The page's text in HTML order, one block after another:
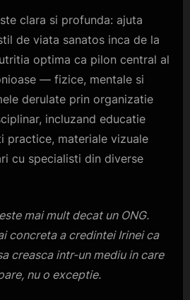
clara si profunda: ajuta
de viata sanatos inca de la
optima ca pilon central al
— fizice, mentale si
derulate prin organizatie
incluzand educatie
practice, materiale vizuale
cu specialisti din diverse
mai mult decat un ONG.
concreta a credintei Irinei ca
creasca intr-un mediu in care
nu o exceptie.